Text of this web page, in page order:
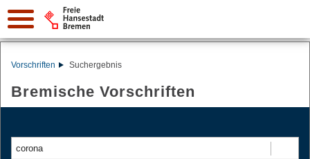
Vorschriften Suchergebnis
Bremische Vorschriften